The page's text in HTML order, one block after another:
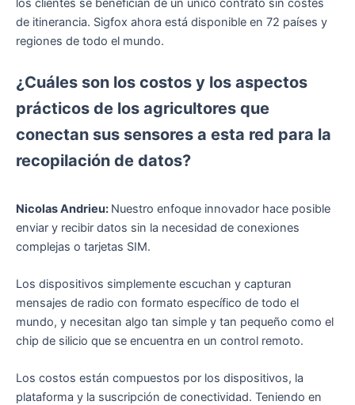
los clientes se benefician de un único contrato sin costes
de itinerancia. Sigfox ahora está disponible en 72 países y
regiones de todo el mundo.
¿Cuáles son los costos y los aspectos
prácticos de los agricultores que
conectan sus sensores a esta red para la
recopilación de datos?
Nicolas Andrieu: Nuestro enfoque innovador hace posible
enviar y recibir datos sin la necesidad de conexiones
complejas o tarjetas SIM.
Los dispositivos simplemente escuchan y capturan
mensajes de radio con formato específico de todo el
mundo, y necesitan algo tan simple y tan pequeño como el
chip de silicio que se encuentra en un control remoto.
Los costos están compuestos por los dispositivos, la
plataforma y la suscripción de conectividad. Teniendo en